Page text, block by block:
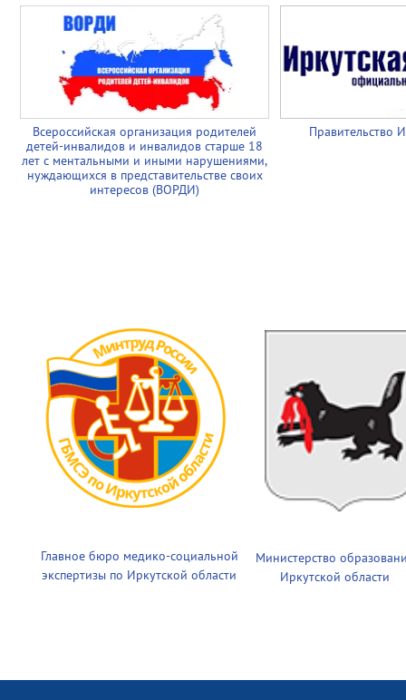
Всероссийская организация родителей
детей-инвалидов и инвалидов старше 18
лет с ментальными и иными нарушениями,
нуждающихся в представительстве своих
интересов (ВОРДИ)
Правительство
Главное бюро медико-социальной
экспертизы по Иркутской области
Министерство
Иркутской области